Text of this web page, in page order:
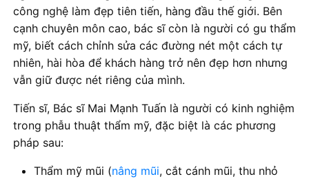
công nghệ làm đẹp tiên tiến, hàng đầu thế giới. Bên
cạnh chuyên môn cao, bác sĩ còn là người có gu thẩm
mỹ, biết cách chỉnh sửa các đường nét một cách tự
nhiên, hài hòa để khách hàng trở nên đẹp hơn nhưng
vẫn giữ được nét riêng của mình.
Tiến sĩ, Bác sĩ Mai Mạnh Tuấn là người có kinh nghiệm
trong phẫu thuật thẩm mỹ, đặc biệt là các phương
pháp sau:
Thẩm mỹ mũi (nâng mũi, cắt cánh mũi, thu nhỏ